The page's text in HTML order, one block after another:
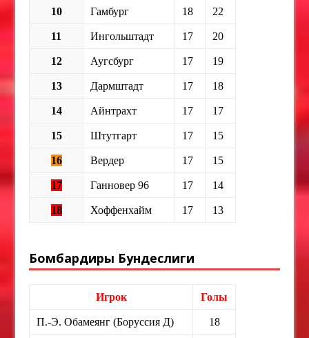
10 Гамбург 18 22
11 Ингольштадт 17 20
12 Аугсбург 17 19
13 Дармштадт 17 18
14 Айнтрахт 17 17
15 Штутгарт 17 15
16 Вердер 17 15
17 Ганновер 96 17 14
18 Хоффенхайм 17 13
Бомбардиры Бундеслиги
Игрок Голы
П.-Э. Обамеянг (Боруссия Д) 18